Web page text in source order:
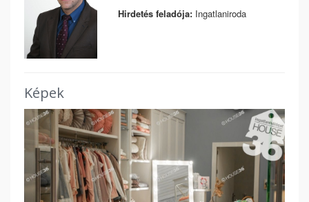
Hirdetés feladója:Ingatlaniroda
Képek